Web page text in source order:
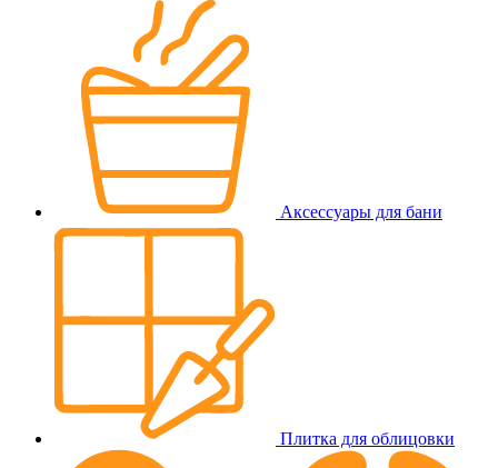
Аксессуары для бани
Плитка для облицовки